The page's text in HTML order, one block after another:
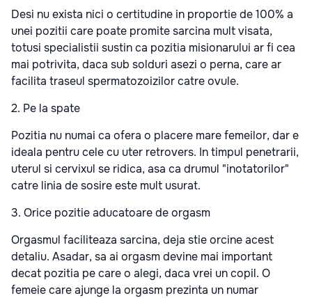
Desi nu exista nici o certitudine in proportie de 100% a
unei pozitii care poate promite sarcina mult visata,
totusi specialistii sustin ca pozitia misionarului ar fi cea
mai potrivita, daca sub solduri asezi o perna, care ar
facilita traseul spermatozoizilor catre ovule.
2. Pe la spate
Pozitia nu numai ca ofera o placere mare femeilor, dar e
ideala pentru cele cu uter retrovers. In timpul penetrarii,
uterul si cervixul se ridica, asa ca drumul "inotatorilor"
catre linia de sosire este mult usurat.
3. Orice pozitie aducatoare de orgasm
Orgasmul faciliteaza sarcina, deja stie orcine acest
detaliu. Asadar, sa ai orgasm devine mai important
decat pozitia pe care o alegi, daca vrei un copil. O
femeie care ajunge la orgasm prezinta un numar